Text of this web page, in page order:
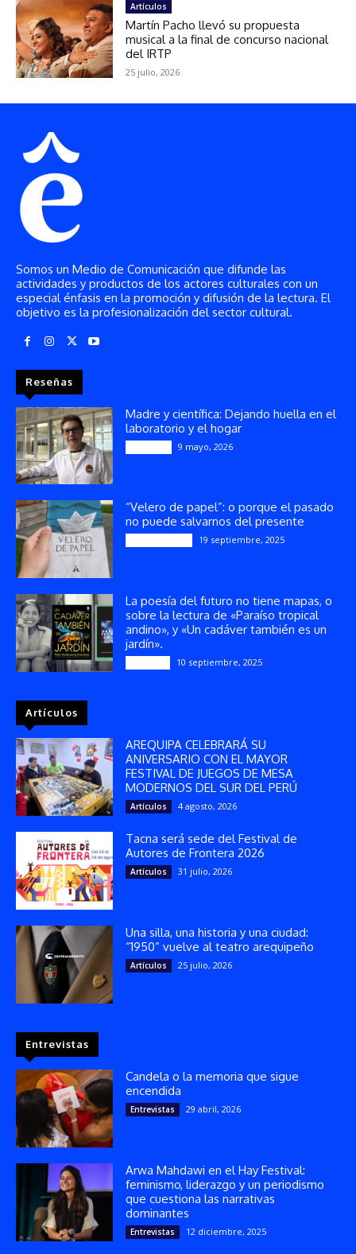
Somos un Medio de Comunicación que difunde las
actividades y productos de los actores culturales con un
especial énfasis en la promoción y difusión de la lectura. El
objetivo es la profesionalización del sector cultural.
Reseñas
Madre y científica: Dejando huella en el
laboratorio y el hogar
9 mayo, 2026
“Velero de papel”: o porque el pasado
no puede salvarnos del presente
19 septiembre, 2025
La poesía del futuro no tiene mapas, o
sobre la lectura de «Paraíso tropical
andino», y «Un cadáver también es un
jardín».
10 septiembre, 2025
Artículos
AREQUIPA CELEBRARÁ SU
ANIVERSARIO CON EL MAYOR
FESTIVAL DE JUEGOS DE MESA
MODERNOS DEL SUR DEL PERÚ
Artículos 4 agosto, 2026
Tacna será sede del Festival de
Autores de Frontera 2026
Artículos 31 julio, 2026
Una silla, una historia y una ciudad:
“1950” vuelve al teatro arequipeño
Artículos 25 julio, 2026
Entrevistas
Candela o la memoria que sigue
encendida
Entrevistas 29 abril, 2026
Arwa Mahdawi en el Hay Festival:
feminismo, liderazgo y un periodismo
que cuestiona las narrativas
dominantes
Entrevistas 12 diciembre, 2025